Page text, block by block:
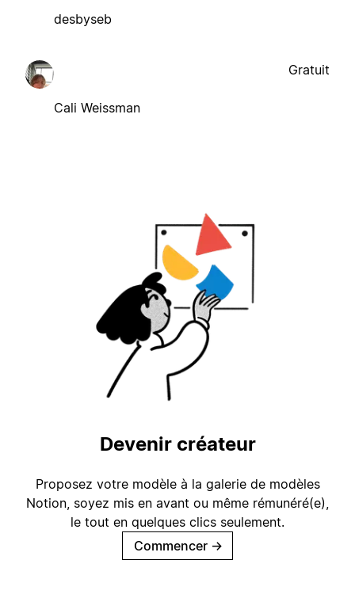
desbyseb
Cali Weissman
Gratuit
Devenir créateur
Proposez votre modèle à la galerie de modèles
Notion, soyez mis en avant ou même rémunéré(e),
le tout en quelques clics seulement.
Commencer →